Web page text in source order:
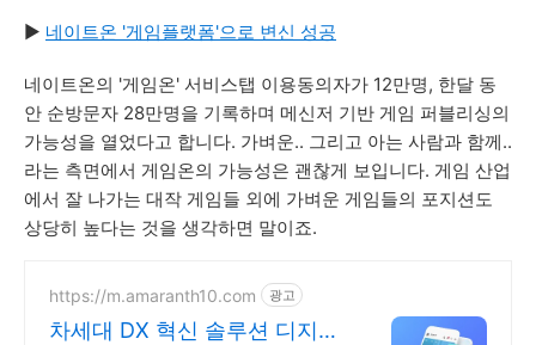
▶ 네이트온 '게임플랫폼'으로 변신 성공
네이트온의 '게임온' 서비스탭 이용동의자가 12만명, 한달 동
안 순방문자 28만명을 기록하며 메신저 기반 게임 퍼블리싱의
가능성을 열었다고 합니다. 가벼운.. 그리고 아는 사람과 함께..
라는 측면에서 게임온의 가능성은 괜찮게 보입니다. 게임 산업
에서 잘 나가는 대작 게임들 외에 가벼운 게임들의 포지션도
상당히 높다는 것을 생각하면 말이죠.
https://m.amaranth10.com 광고
차세대 DX 혁신 솔루션 디지털